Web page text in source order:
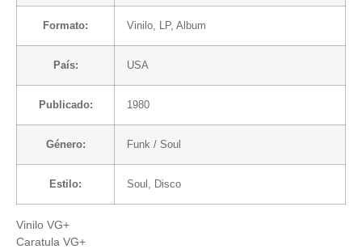
Formato: Vinilo, LP, Album
País: USA
Publicado: 1980
Género: Funk / Soul
Estilo: Soul , Disco
Vinilo VG+
Caratula VG+